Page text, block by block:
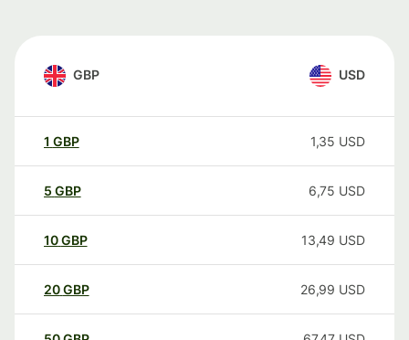
GBP USD
1 GBP 1,35 USD
5 GBP 6,75 USD
10GBP 13,49 USD
20GBP 26,99 USD